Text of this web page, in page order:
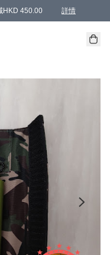
HKD 450.00 詳情
products, members can
定的送貨方式 )